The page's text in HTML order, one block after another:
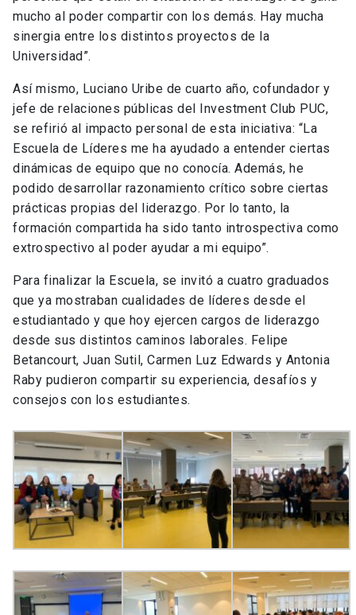
mucho al poder compartir con los demás. Hay mucha
sinergia entre los distintos proyectos de la
Universidad”.
Así mismo, Luciano Uribe de cuarto año, cofundador y
jefe de relaciones públicas del Investment Club PUC,
se refirió al impacto personal de esta iniciativa: “La
Escuela de Líderes me ha ayudado a entender ciertas
dinámicas de equipo que no conocía. Además, he
podido desarrollar razonamiento crítico sobre ciertas
prácticas propias del liderazgo. Por lo tanto, la
formación compartida ha sido tanto introspectiva como
extrospectivo al poder ayudar a mi equipo”.
Para finalizar la Escuela, se invitó a cuatro graduados
que ya mostraban cualidades de líderes desde el
estudiantado y que hoy ejercen cargos de liderazgo
desde sus distintos caminos laborales. Felipe
Betancourt, Juan Sutil, Carmen Luz Edwards y Antonia
Raby pudieron compartir su experiencia, desafíos y
consejos con los estudiantes.